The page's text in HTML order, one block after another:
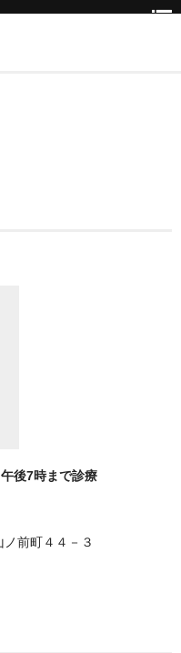
後7時まで診療
ノ前町４４－３